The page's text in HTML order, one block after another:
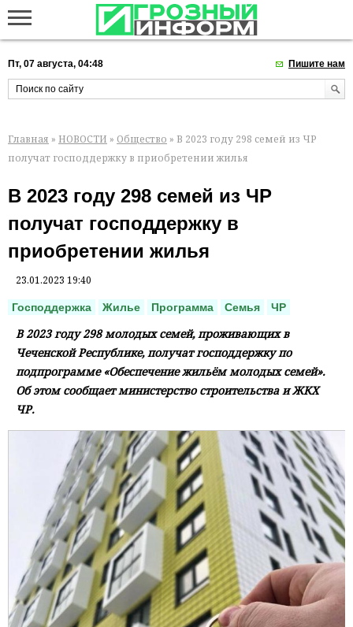
Пт, 07 августа, 04:48 Пишите нам
Главная » НОВОСТИ » Общество » В 2023 году 298 семей из ЧР
получат господдержку в приобретении жилья
В 2023 году 298 семей из ЧР
получат господдержку в
приобретении жилья
23.01.2023 19:40
Господдержка Жилье Программа Семья ЧР
В 2023 году 298 молодых семей, проживающих в
Чеченской Республике, получат господдержку по
подпрограмме «Обеспечение жильём молодых семей».
Об этом сообщает министерство строительства и ЖКХ
ЧР.